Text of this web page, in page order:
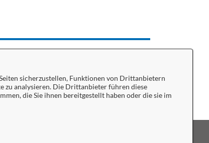
sicherzustellen, Funktionen von Drittanbietern
zu analysieren. Die Drittanbieter führen diese
die Sie ihnen bereitgestellt haben oder die sie im